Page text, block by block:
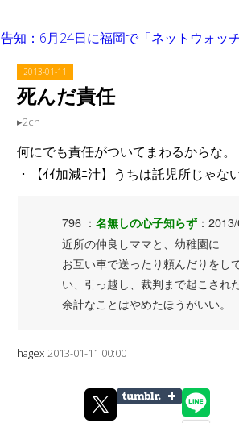
告知：6月24日に福岡で「ネットウォッ
2013-01-11
死んだ責任
2ch
何にでも責任がついてまわるからな。
・【ｲｲ加減ﾆ汁】うちは託児所じゃな
796 ： 名無しの心子知らず ：
近所の仲良しママと、幼稚園に
お互い車で送ったり頼んだりをし
い、引っ越し、裁判まで起こされ
余計なことはやめたほうがいい。
hagex 2013-01-11 00:00